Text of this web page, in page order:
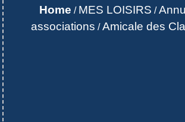
Home / MES LOISIRS /
associations /Amicale des